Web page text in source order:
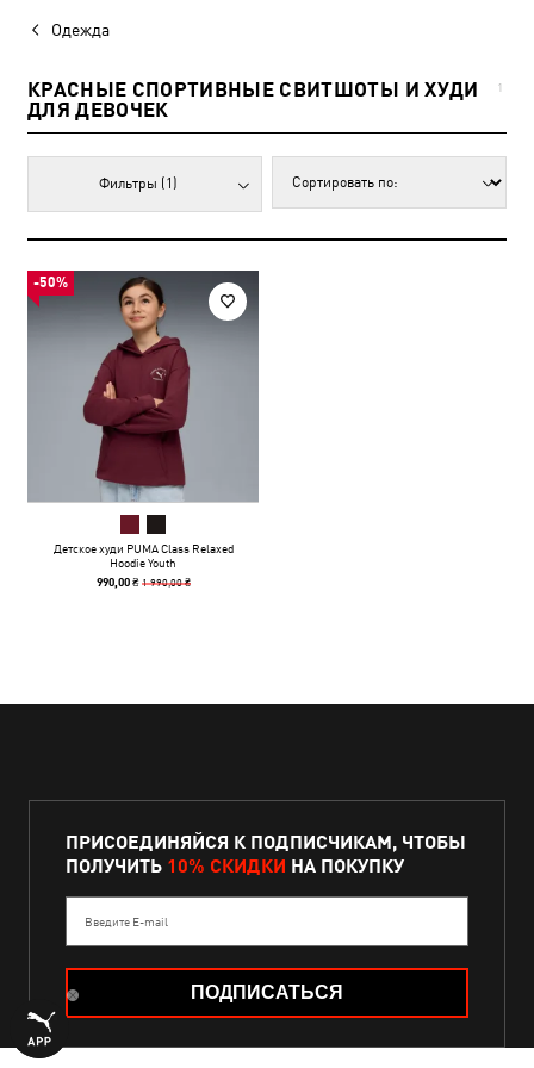
Одежда
КРАСНЫЕ СПОРТИВНЫЕ СВИТШОТЫ И ХУДИ
ДЛЯ ДЕВОЧЕК
1
Фильтры (1)
-50%
Детское худи PUMA Class Relaxed
Hoodie Youth
990,00 ₴ 1 990,00 ₴
ПРИСОЕДИНЯЙСЯ К ПОДПИСЧИКАМ, ЧТОБЫ
ПОЛУЧИТЬ 10% СКИДКИ НА ПОКУПКУ
Введите E-mail
ПОДПИСАТЬСЯ